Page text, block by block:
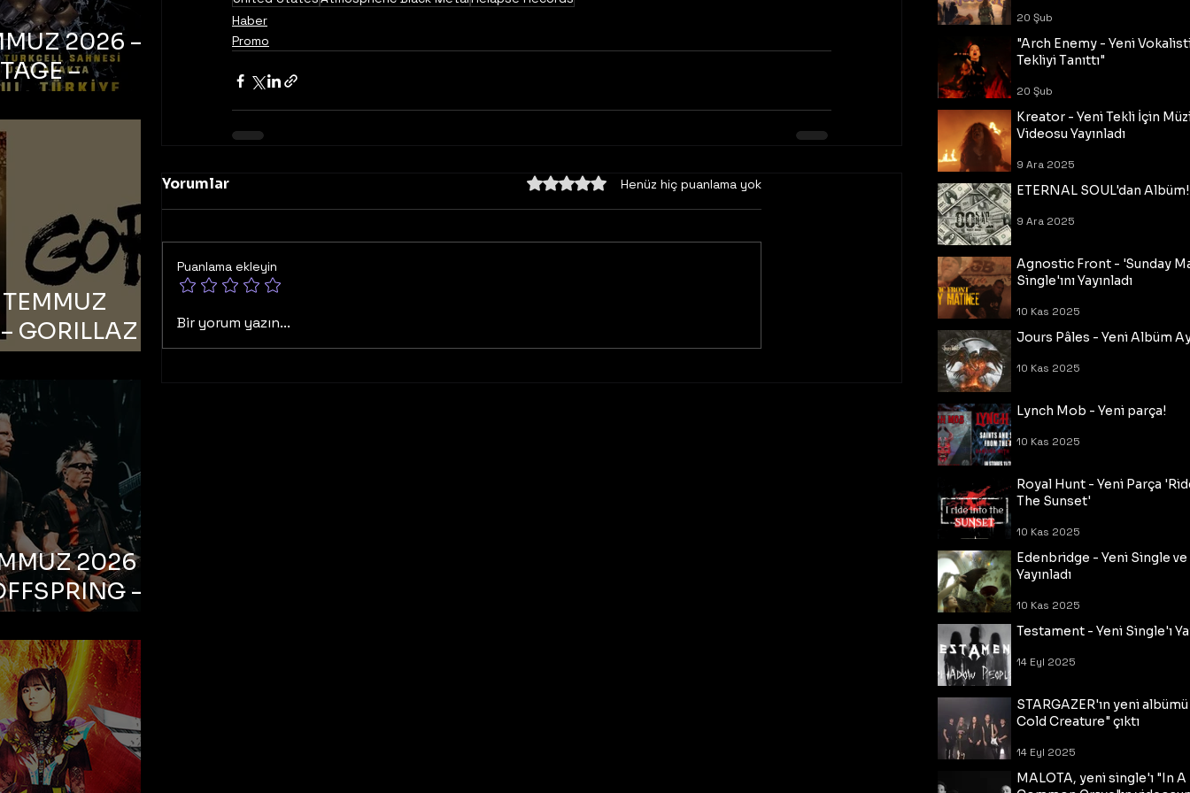
Haber
Promo
Yorumlar 5 üzerinden 0 yıldızHenüz hiç puanlama yok
Puanlama ekleyin
Bir yorum yazın...
2026 –
–
Zorlu PSM
Sahnesi
GORILLAZ –
Bonus
2026 –
–
Life Park
20 Şub
"Arch Enemy - Yeni
Tekliyi Tanıttı"
20 Şub
Kreator - Yeni Tekli İçin
Videosu Yayınladı
9 Ara 2025
ETERNAL SOUL'dan Albüm!
9 Ara 2025
Agnostic Front - 'Sunday
Single'ını Yayınladı
10 Kas 2025
Jours Pâles - Yeni Albüm
10 Kas 2025
Lynch Mob - Yeni parça!
10 Kas 2025
Royal Hunt - Yeni Parça
The Sunset'
10 Kas 2025
Edenbridge - Yeni Single
Yayınladı
10 Kas 2025
Testament - Yeni Single'ı
14 Eyl 2025
STARGAZER'ın yeni
Cold Creature" çıktı
14 Eyl 2025
MALOTA, yeni single'ı "In A